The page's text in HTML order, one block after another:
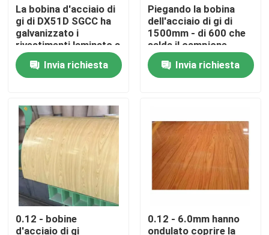
Chi siamo
Contatti
Prodotti
Bobina di acciaio inossidabile di Tisco
di piastra metallica di acciaio inossidabile
Strato del piatto di acciaio al carbonio
La bobina d'acciaio di
gi di DX51D SGCC ha
galvanizzato i
rivestimenti laminato a
freddo 600 - 1500mm
ISO9001Invia richiesta
Piegando la bobina
dell'acciaio di gi di
1500mm - di 600 che
salda il campione
libero 508MM
ISO9001 di Decoiling
Invia richiesta
0.12 - bobine
d'acciaio di gi
0.12 - 6.0mm hanno
ondulato coprire la